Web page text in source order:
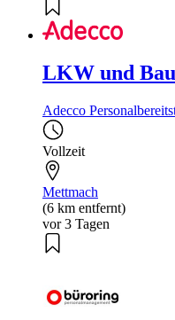
LKW und
Adecco
Vollzeit
Mettmach
(6 km entfernt)
vor 3 Tagen